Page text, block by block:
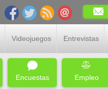
Videojuegos Entrevistas
Encuestas Empleo